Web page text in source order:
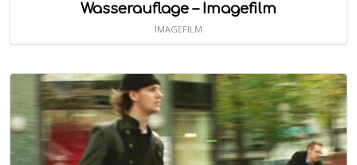
Wasserauflage – Imagefilm
IMAGEFILM